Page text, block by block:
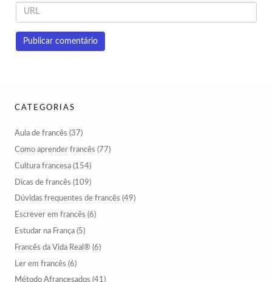
CATEGORIAS
Aula de francês (37)
Como aprender francês (77)
Cultura francesa (154)
Dicas de francês (109)
Dúvidas frequentes de francês (49)
Escrever em francês (6)
Estudar na França (5)
Francês da Vida Real® (6)
Ler em francês (6)
Método Afrancesados (41)